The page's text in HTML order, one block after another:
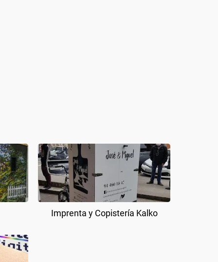
Imprenta y Copistería Kalko